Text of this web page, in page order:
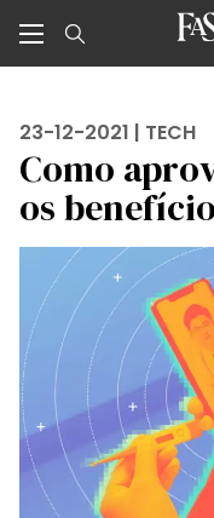
23-12-2021 | TECH
Como
os